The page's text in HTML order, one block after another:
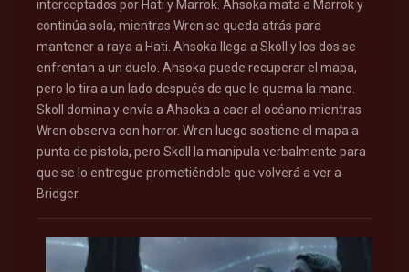
interceptados por Hati y Marrok. Ahsoka mata a Marrok y
continúa sola, mientras Wren se queda atrás para
mantener a raya a Hati. Ahsoka llega a Skoll y los dos se
enfrentan a un duelo. Ahsoka puede recuperar el mapa,
pero lo tira a un lado después de que le quema la mano.
Skoll domina y envía a Ahsoka a caer al océano mientras
Wren observa con horror. Wren luego sostiene el mapa a
punta de pistola, pero Skoll la manipula verbalmente para
que se lo entregue prometiéndole que volverá a ver a
Bridger.